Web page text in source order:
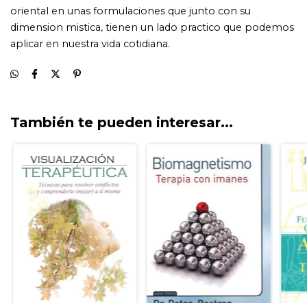
También te pueden interesar...